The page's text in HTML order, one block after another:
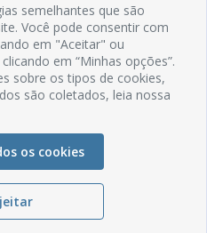
Centro
PB
das 08h às 13h
semelhantes que são
Você pode consentir com
em "Aceitar" ou
em “Minhas opções”.
sobre os tipos de cookies,
são coletados, leia nossa
os cookies